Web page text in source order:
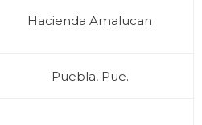
Hacienda Amalucan
Puebla, Pue.